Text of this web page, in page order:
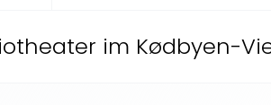
im Kødbyen-